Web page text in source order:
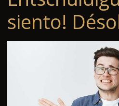
siento!